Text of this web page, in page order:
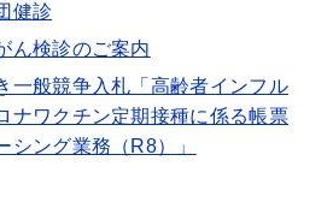
健診
ん検診のご案内
一般競争入札「高齢者インフル
ナワクチン定期接種に係る帳票
シング業務（R8）」